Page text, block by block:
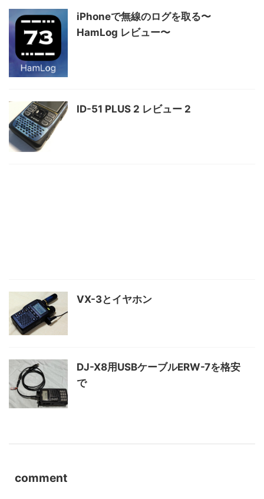
iPhoneで無線のログを取る〜
HamLog レビュー〜
ID-51 PLUS 2 レビュー 2
VX-3とイヤホン
DJ-X8用USBケーブルERW-7を格安
で
comment